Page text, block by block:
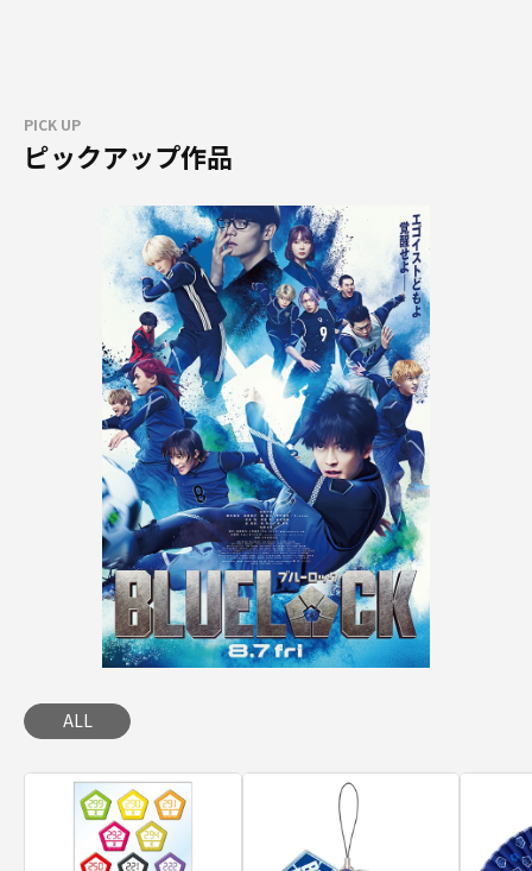
PICK UP
ピックアップ作品
ALL